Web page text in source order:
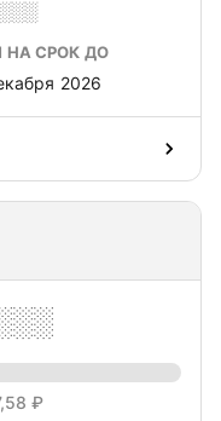
НА СРОК ДО
2026
₽